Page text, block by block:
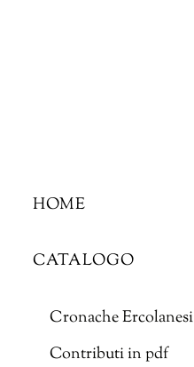
HOME
CATALOGO
Cronache Ercolanesi
Contributi in pdf